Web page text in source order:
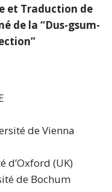
et Traduction de
de la “Dus-gsum-
é deVienna
é d’Oxford (UK)
é de Bochum